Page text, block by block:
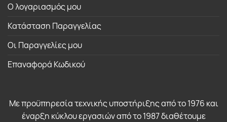
Ο λογαριασμός μου
Κατάσταση Παραγγελίας
Οι Παραγγελίες μου
Επαναφορά Κωδικού
Με προϋπηρεσία τεχνικής υποστήριξης από το 1976 και
έναρξη κύκλου εργασιών από το 1987 διαθέτουμε